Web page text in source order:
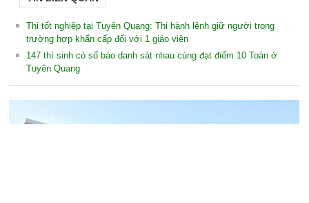
Thi tốt nghiệp tại Tuyên Quang: Thi hành lệnh giữ người trong
trường hợp khẩn cấp đối với 1 giáo viên
147 thí sinh có số báo danh sát nhau cùng đạt điểm 10 Toán ở
Tuyên Quang